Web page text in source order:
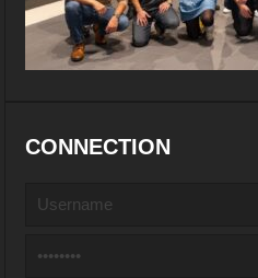
CONNECTION